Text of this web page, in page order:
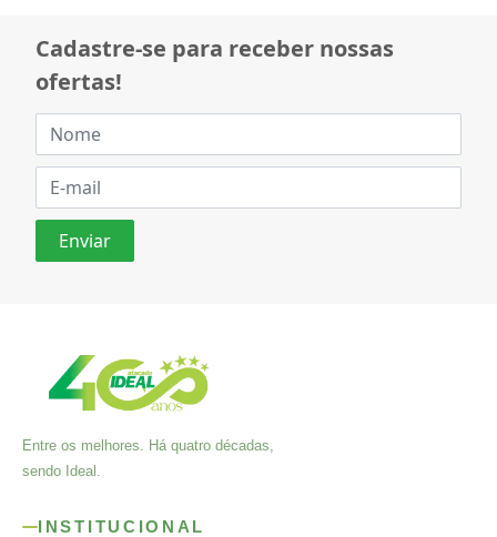
Cadastre-se para receber nossas
ofertas!
Entre os melhores. Há quatro décadas,
sendo Ideal.
INSTITUCIONAL